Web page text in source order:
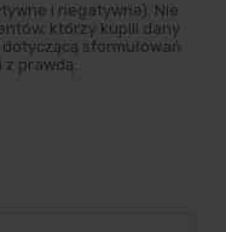
i negatywne). Nie
którzy kupili dany
sformułowań
prawdą.